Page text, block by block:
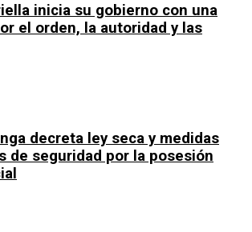
inicia su gobierno con una
el orden, la autoridad y las
decreta ley seca y medidas
de seguridad por la posesión